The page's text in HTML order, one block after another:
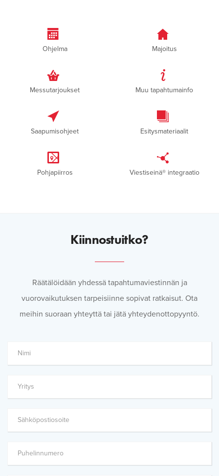
Ohjelma Majoitus
Messutarjoukset Muu tapahtumainfo
Saapumisohjeet Esitysmateriaalit
Pohjapiirros Viestiseinä® integraatio
Kiinnostuitko?
Räätälöidään yhdessä tapahtumaviestinnän ja
vuorovaikutuksen tarpeisiinne sopivat ratkaisut. Ota
meihin suoraan yhteyttä tai jätä yhteydenottopyyntö.